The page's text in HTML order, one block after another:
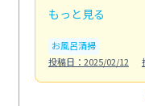
もっと見る
お風呂清掃
投稿日：2025/02/12